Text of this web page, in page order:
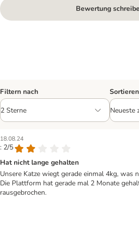
Bewertung
Filtern nach
18.08.24
: 2/5
Hat nicht lange gehalten
Unsere Katze wiegt gerade einmal 4kg, was
Die Plattform hat gerade mal 2 Monate
rausgebrochen.